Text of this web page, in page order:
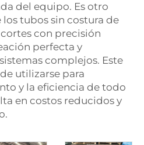
del equipo. Es otro
tubos sin costura de
con precisión
perfecta y
complejos. Este
utilizarse para
y la eficiencia de todo
en costos reducidos y